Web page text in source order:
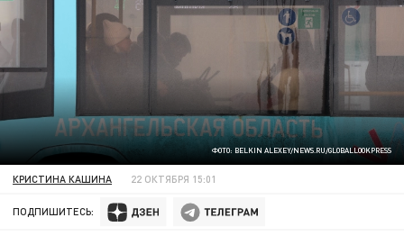
ФОТО: BELKIN ALEXEY/NEWS.RU/GLOBALLOOKPRESS
КРИСТИНА КАШИНА 22 ОКТЯБРЯ 15:01
ПОДПИШИТЕСЬ: